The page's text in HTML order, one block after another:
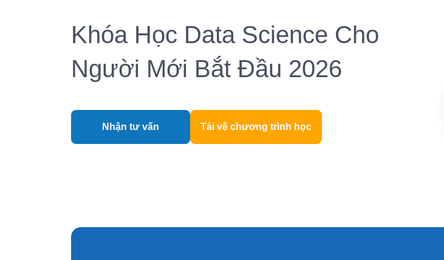
Khóa Học Data Science Cho
Người Mới Bắt Đầu 2026
Nhận tư vấn Tải về chương trình học